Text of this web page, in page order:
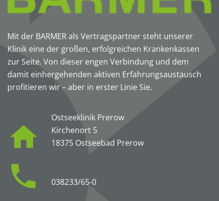
Mit der BARMER als Vertragspartner steht unserer
Klinik eine der großen, erfolgreichen Krankenkassen
zur Seite. Von dieser engen Verbindung und dem
damit einhergehenden aktiven Erfahrungsaustausch
profitieren wir – aber in erster Linie Sie.
Ostseeklinik Prerow
Kirchenort 5
18375 Ostseebad Prerow
038233/65-0